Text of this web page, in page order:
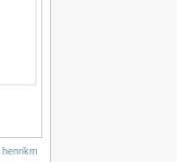
henrikm